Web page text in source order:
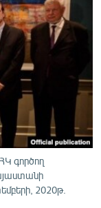
գործող
2020թ.